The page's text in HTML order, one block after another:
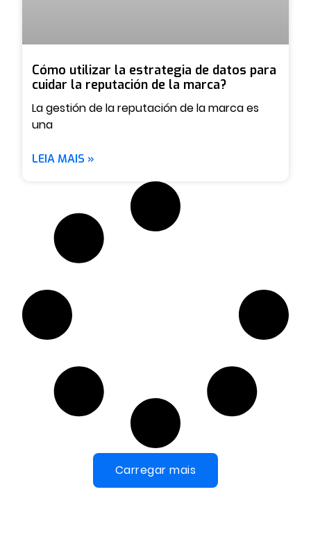
Cómo utilizar la estrategia de datos para
cuidar la reputación de la marca?
La gestión de la reputación de la marca es
una
LEIA MAIS »
Carregar mais